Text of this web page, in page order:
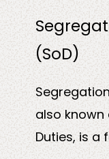
befindet.
autorisiert
werden.
minimieren
(SoD)
also
Duties, is a